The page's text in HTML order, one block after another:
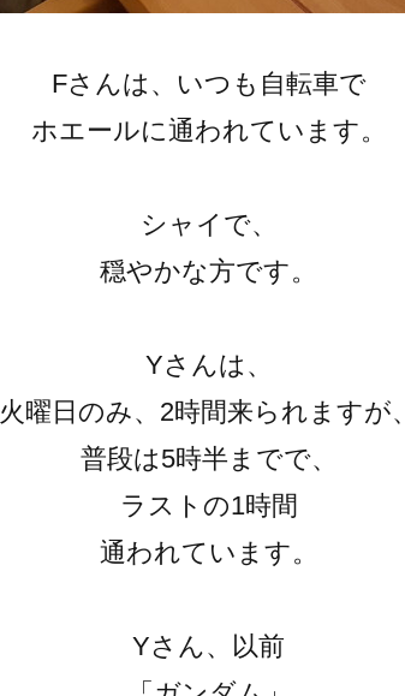
Fさんは、いつも自転車で
ホエールに通われています。
シャイで、
穏やかな方です。
Yさんは、
火曜日のみ、2時間来られますが、
普段は5時半までで、
ラストの1時間
通われています。
Yさん、以前